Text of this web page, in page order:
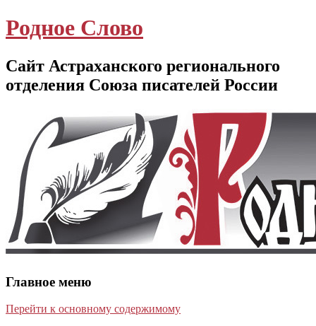
Родное Слово
Сайт Астраханского регионального
отделения Союза писателей России
Главное меню
Перейти к основному содержимому